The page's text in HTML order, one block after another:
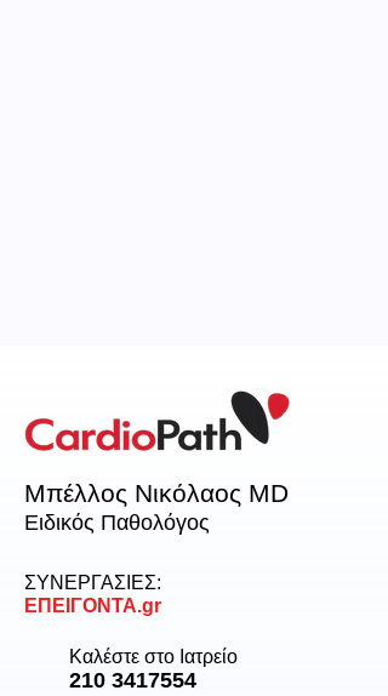
Μπέλλος Νικόλαος MD
Ειδικός Παθολόγος
ΣΥΝΕΡΓΑΣΙΕΣ:
ΕΠΕΙΓΟΝΤΑ.gr
Καλέστε στο Ιατρείο
210 3417554